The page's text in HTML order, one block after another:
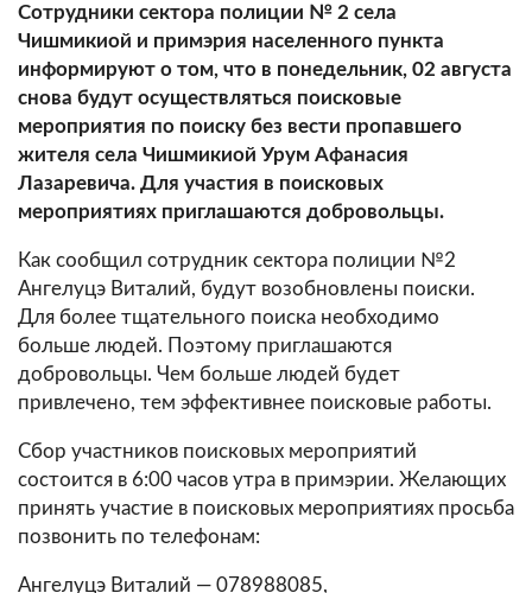
Сотрудники сектора полиции № 2 села
Чишмикиой и примэрия населенного пункта
информируют о том, что в понедельник, 02 августа
снова будут осуществляться поисковые
мероприятия по поиску без вести пропавшего
жителя села Чишмикиой Урум Афанасия
Лазаревича. Для участия в поисковых
мероприятиях приглашаются добровольцы.
Как сообщил сотрудник сектора полиции №2
Ангелуцэ Виталий, будут возобновлены поиски.
Для более тщательного поиска необходимо
больше людей. Поэтому приглашаются
добровольцы. Чем больше людей будет
привлечено, тем эффективнее поисковые работы.
Сбор участников поисковых мероприятий
состоится в 6:00 часов утра в примэрии. Желающих
принять участие в поисковых мероприятиях просьба
позвонить по телефонам:
Ангелуцэ Виталий — 078988085,